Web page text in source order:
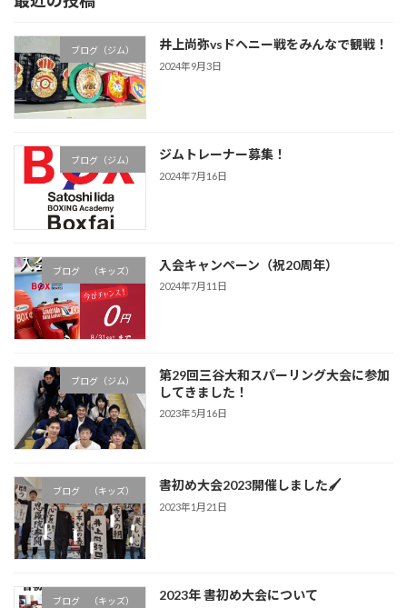
ブログ（ジム） 井上尚弥vsドヘニー戦をみんなで観戦！
2024年9月3日
ブログ（ジム） ジムトレーナー募集！
2024年7月16日
ブログ （キッズ） 入会キャンペーン（祝20周年）
2024年7月11日
ブログ（ジム）
第29回三谷大和スパーリング大会に参加
してきました！
2023年5月16日
ブログ （キッズ） 書初め大会2023開催しました🖌
2023年1月21日
ブログ （キッズ） 2023年 書初め大会について